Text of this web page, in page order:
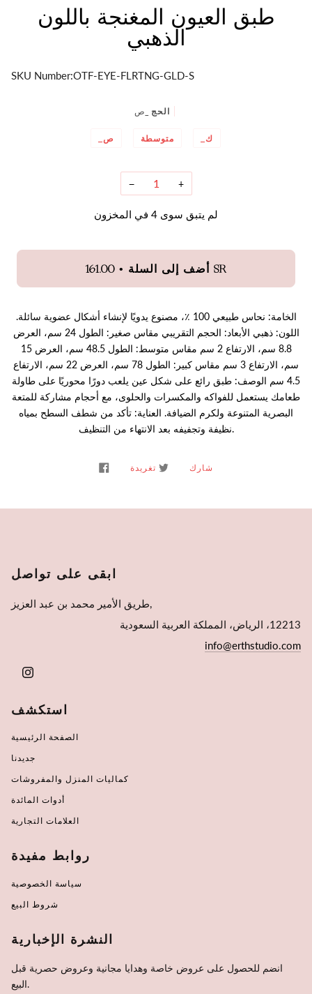
طبق العيون المغنجة باللون
الذهبي
SKU Number:OTF-EYE-FLRTNG-GLD-S
الحج _ص
_ص متوسطة _ك
− +
لم يتبق سوى 4 في المخزون
أضف إلى السلة • 161.00 SR
الخامة: نحاس طبيعي 100 ٪، مصنوع يدويًا لإنشاء أشكال عضوية سائلة.
اللون: ذهبي الأبعاد: الحجم التقريبي مقاس صغير: الطول 24 سم، العرض
8.8 سم، الارتفاع 2 سم مقاس متوسط: الطول 48.5 سم، العرض 15
سم، الارتفاع 3 سم مقاس كبير: الطول 78 سم، العرض 22 سم، الارتفاع
4.5 سم الوصف: طبق رائع على شكل عين يلعب دورًا محوريًا على طاولة
طعامك يستعمل للفواكه والمكسرات والحلوى، مع أحجام مشاركة للمتعة
البصرية المتنوعة ولكرم الضيافة. العناية: تأكد من شطف السطح بمياه
نظيفة وتجفيفه بعد الانتهاء من التنظيف.
شارك تغريدة
ابقى على تواصل
طريق الأمير محمد بن عبد العزيز,
12213، الرياض، المملكة العربية السعودية
info@erthstudio.com
INSTAGRAM
استكشف
الصفحة الرئيسية
جديدنا
كماليات المنزل والمفروشات
أدوات المائدة
العلامات التجارية
روابط مفيدة
سياسة الخصوصية
شروط البيع
النشرة الإخبارية
انضم للحصول على عروض خاصة وهدايا مجانية وعروض حصرية قبل
البيع.